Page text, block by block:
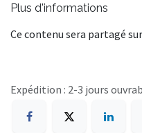
Plus d'informations
Ce contenu sera partagé
Expédition : 2-3 jours